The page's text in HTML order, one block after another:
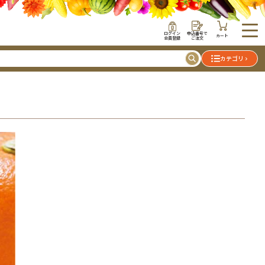
ログイン
会員登録
申込番号で
ご注文 カート
カテゴリ